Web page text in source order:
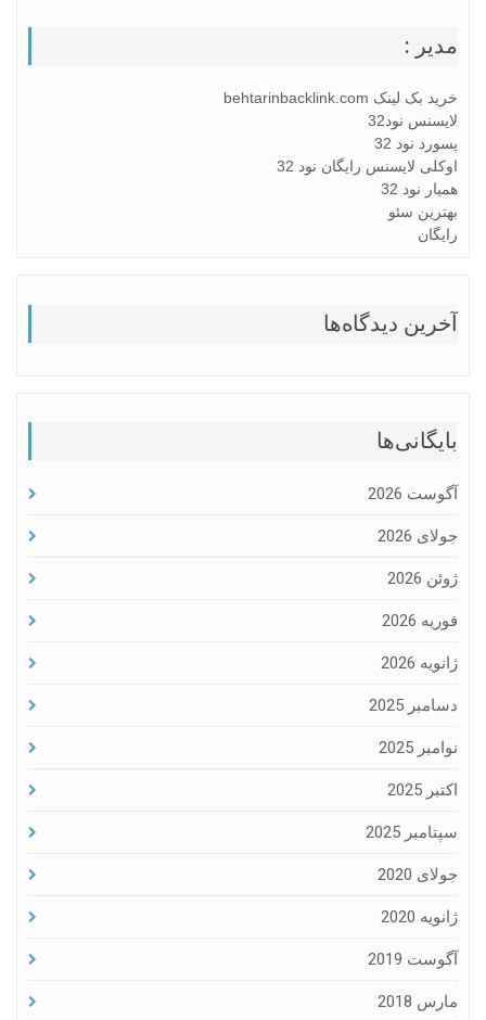
مدیر :
خرید بک لینک behtarinbacklink.com
لایسنس نود32
پسورد نود 32
اوکلی لایسنس رایگان نود 32
همیار نود 32
بهترین سئو
رایگان
آخرین دیدگاه‌ها
بایگانی‌ها
آگوست 2026
جولای 2026
ژوئن 2026
فوریه 2026
ژانویه 2026
دسامبر 2025
نوامبر 2025
اکتبر 2025
سپتامبر 2025
جولای 2020
ژانویه 2020
آگوست 2019
مارس 2018